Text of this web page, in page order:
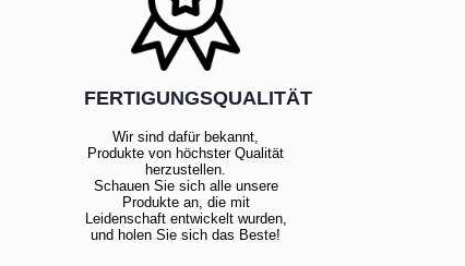
FERTIGUNGSQUALITÄT
Wir sind dafür bekannt,
Produkte von höchster Qualität
herzustellen.
Schauen Sie sich alle unsere
Produkte an, die mit
Leidenschaft entwickelt wurden,
und holen Sie sich das Beste!